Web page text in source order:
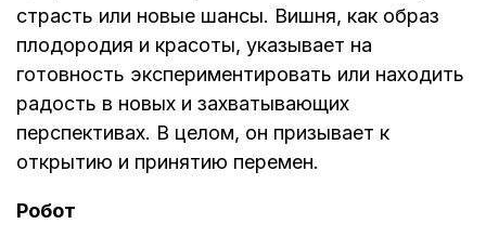
страсть или новые шансы. Вишня, как образ
плодородия и красоты, указывает на
готовность экспериментировать или находить
радость в новых и захватывающих
перспективах. В целом, он призывает к
открытию и принятию перемен.
Робот